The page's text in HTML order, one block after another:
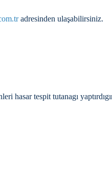
adresinden ulaşabilirsiniz.
tespit tutanagı